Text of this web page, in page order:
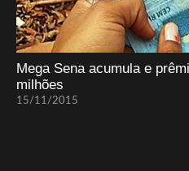
Mega Sena acumula e
milhões
15/11/2015